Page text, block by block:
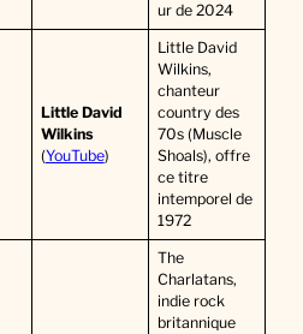
ur de 2024
Little David
Wilkins
(YouTube)
Little David
Wilkins,
chanteur
country des
70s (Muscle
Shoals), offre
ce titre
intemporel de
1972
The
Charlatans,
indie rock
britannique